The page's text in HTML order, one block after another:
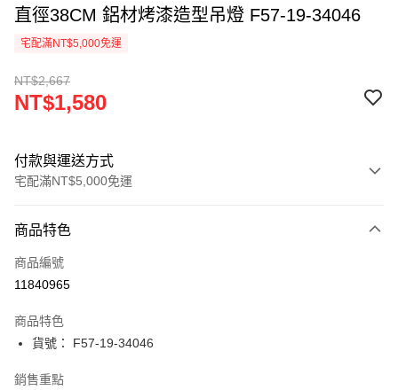
直徑38CM 鋁材烤漆造型吊燈 F57-19-34046
宅配滿NT$5,000免運
NT$2,667
NT$1,580
付款與運送方式
宅配滿NT$5,000免運
信用卡一次付款
LINE Pay
街口支付
悠遊付
商品特色
商品編號
11840965
商品特色
貨號： F57-19-34046
銷售重點